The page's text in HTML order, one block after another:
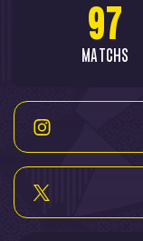
97
MATCHS